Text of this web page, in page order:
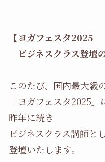
【ヨガフェスタ2025
ビジネスクラス登壇
このたび、国内最大級
「ヨガフェスタ2025」
昨年に続き
ビジネスクラス講師と
登壇いたします。